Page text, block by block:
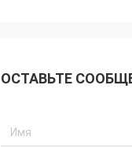
ОСТАВЬТЕ